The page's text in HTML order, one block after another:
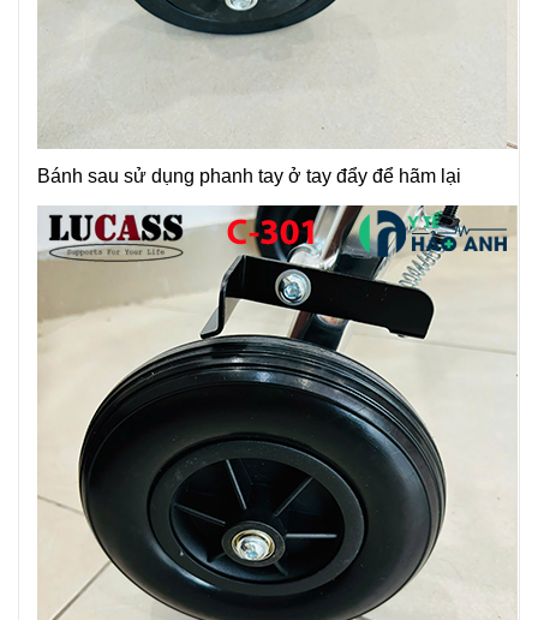
Bánh sau sử dụng phanh tay ở tay đẩy để hãm lại